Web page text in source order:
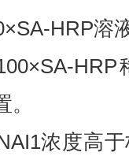
HRP溶
HRP
浓度高